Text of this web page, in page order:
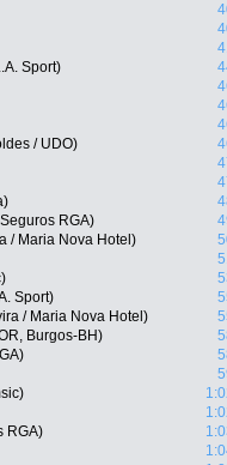
Sport)
/ UDO)
RGA)
/ Maria Nova Hotel)
Sport)
/ Maria Nova Hotel)
Burgos-BH)
RGA)